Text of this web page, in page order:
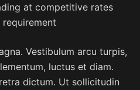
at competitive rates
Vestibulum arcu turpis,
luctus et diam.
dictum. Ut sollicitudin